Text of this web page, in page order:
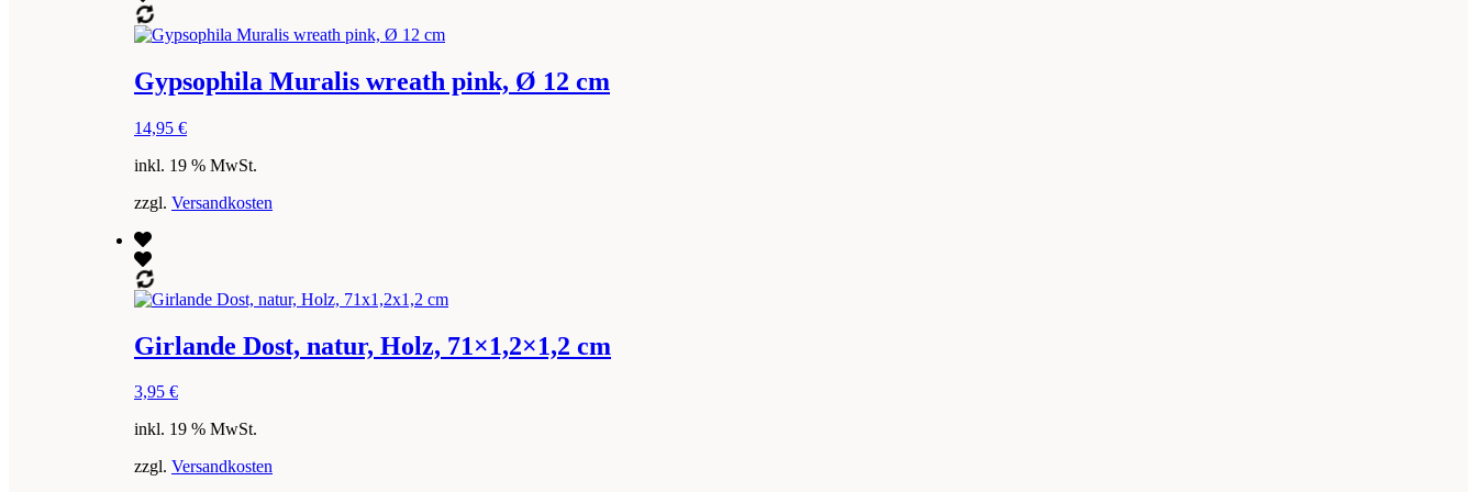
Gypsophila Muralis wreath pink, Ø 12 cm
14,95 €
inkl. 19 % MwSt.
zzgl. Versandkosten
Girlande Dost, natur, Holz, 71×1,2×1,2 cm
3,95 €
inkl. 19 % MwSt.
zzgl. Versandkosten